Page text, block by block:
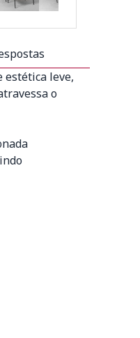
estética leve,
o